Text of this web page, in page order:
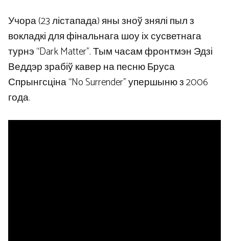
Учора (23 лістапада) яны зноў знялі пыл з
вокладкі для фінальнага шоу іх сусветнага
турнэ “Dark Matter”. Тым часам фронтмэн Эдзі
Веддэр зрабіў кавер на песню Бруса
Спрынгсціна “No Surrender” упершыню з 2006
года.